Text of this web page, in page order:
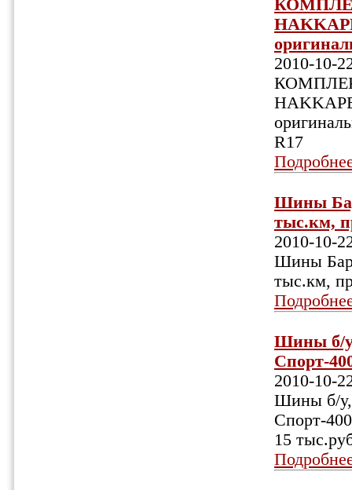
2010-10-
R17
Шины
тыс.км,
2010-10-
Шины
тыс.км,
Шины б/у,
Спорт-
2010-10-
Шины б/у,
Спорт-
15